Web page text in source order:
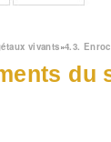
vivants»4.3.
du